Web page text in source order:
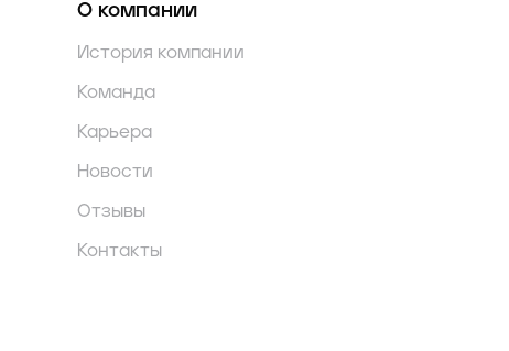
О компании
История компании
Команда
Карьера
Новости
Отзывы
Контакты